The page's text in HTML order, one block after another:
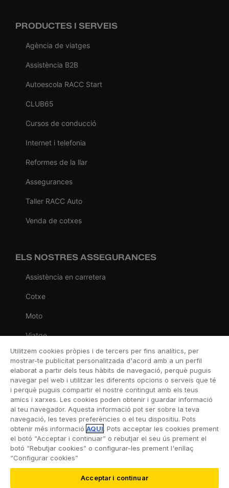
PRODUCTES I SERVEIS
Agència de viatges
Assistència B2B
Autoescola RACC Start
CLUB65
Cursos de conducció
Internet i telefonia
Reformes de la llar
Assegurances
Taller RACC Auto
Venda de cotxes
ELS NOSTRES ASSEGURANCES
Assistència en carretera
Cotxe
Moto
Viatge
Llar
Vida
Decessos
Dental
Esportiva
Esquí
Utilitzem cookies pròpies i de tercers per fins analítics, per
mostrar-te publicitat personalitzada d'acord amb a un perfil
elaborat a partir dels teus hàbits de navegació, perquè puguis
navegar pel web i utilitzar les diferents opcions o serveis que té
i perquè puguis compartir el nostre contingut amb els teus
amics i xarxes. Les cookies poden obtenir i guardar informació
al teu navegador. Aquesta informació pot ser sobre la teva
navegació, les teves preferències o el teu dispositiu. Pots
obtenir més informació AQUÍ. Pots acceptar les cookies prement
el botó “Acceptar i continuar” o rebutjar el seu ús prement el
botó “Rebutjar cookies” o configurar-les prement l'enllaç
“Configurar cookies”
Acceptar i continuar